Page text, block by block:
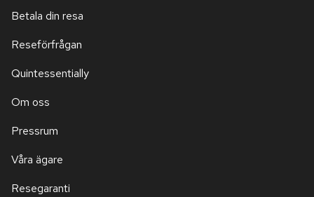
Betala din resa
Reseförfrågan
Quintessentially
Om oss
Pressrum
Våra ägare
Resegaranti